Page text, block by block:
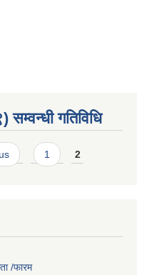
सम्वन्धी गतिविधि
1 2
/फारम